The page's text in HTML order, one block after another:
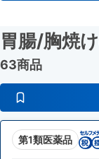
胃腸/胸焼け
63商品
第1類医薬品